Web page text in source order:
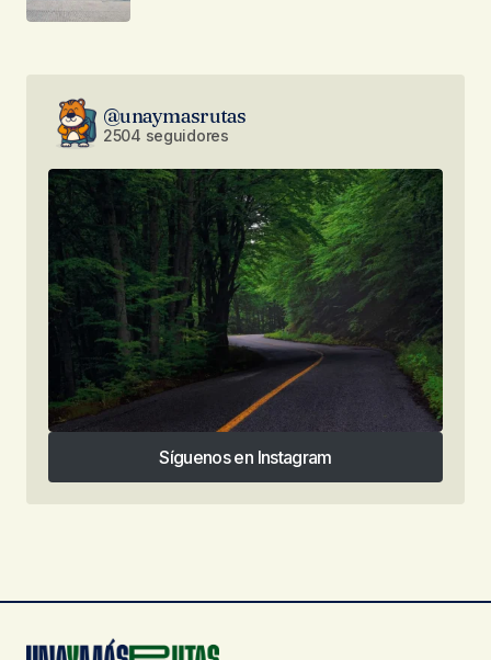
@unaymasrutas
2504 seguidores
Síguenos en Instagram
Síguenos en Instagram